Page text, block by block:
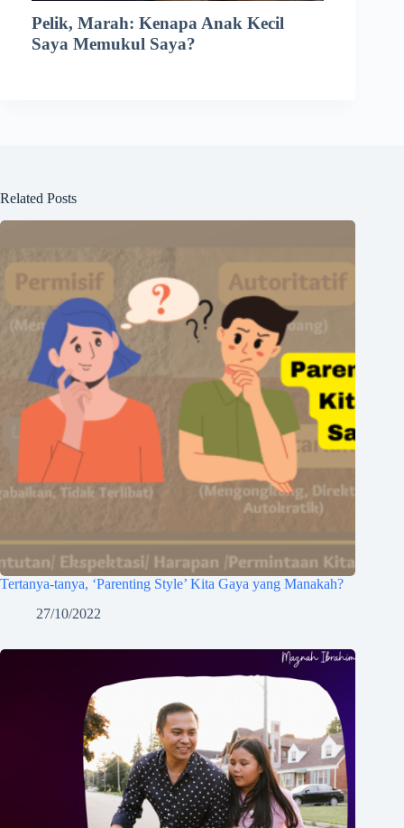
Related Posts
Tertanya-tanya, ‘Parenting Style’ Kita Gaya yang Manakah?
27/10/2022